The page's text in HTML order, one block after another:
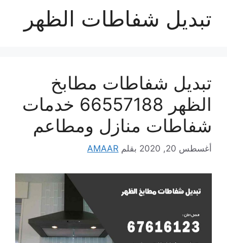
تبديل شفاطات الظهر
تبديل شفاطات مطابخ
الظهر 66557188 خدمات
شفاطات منازل ومطاعم
أغسطس 20, 2020 بقلم AMAAR